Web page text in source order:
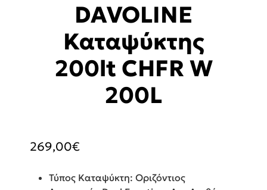
DAVOLINE
Καταψύκτης
200lt CHFR W
200L
269,00€
Τύπος Καταψύκτη: Οριζόντιος